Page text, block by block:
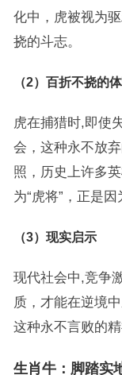
化中，虎被视为
挠的斗志。
（2）百折不挠的
虎在捕猎时,即使
会，这种永不放
照，历史上许多
为“虎将”，正是
（3）现实启示
现代社会中,竞争
质，才能在逆境
这种永不言败的精
生肖牛：脚踏实